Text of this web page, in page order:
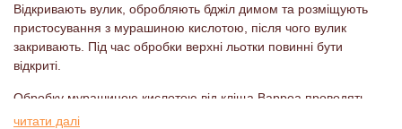
Відкривають вулик, обробляють бджіл димом та розміщують
пристосування з мурашиною кислотою, після чого вулик
закривають. Під час обробки верхні льотки повинні бути
відкриті.
Обробку мурашиною кислотою від кліща Варроа проводять
при температурі повітря 14-25 градусів:
читати далі